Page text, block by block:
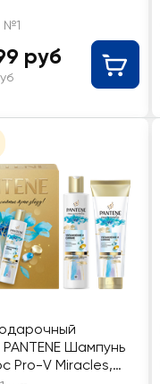
№1
руб
Шампунь
Pro-V Miracles,